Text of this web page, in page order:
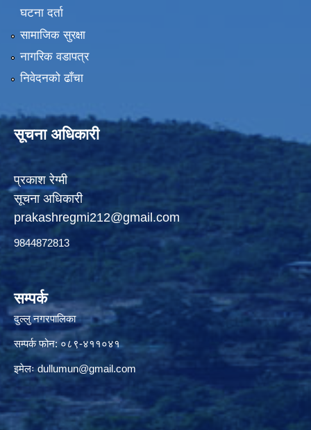
घटना दर्ता
सामाजिक सुरक्षा
नागरिक वडापत्र
निवेदनको ढाँचा
सूचना अधिकारी
प्रकाश रेग्मी
सूचना अधिकारी
prakashregmi212@gmail.com
9844872813
सम्पर्क
दुल्लु नगरपालिका
सम्पर्क फोन: ०८९-४११०४१
इमेलःdullumun@gmail.com